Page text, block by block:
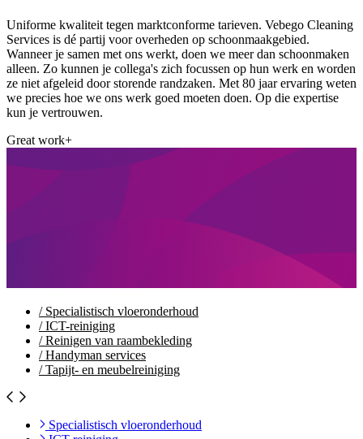
Uniforme kwaliteit tegen marktconforme tarieven. Vebego Cleaning
Services is dé partij voor overheden op schoonmaakgebied.
Wanneer je samen met ons werkt, doen we meer dan schoonmaken
alleen. Zo kunnen je collega's zich focussen op hun werk en worden
ze niet afgeleid door storende randzaken. Met 80 jaar ervaring weten
we precies hoe we ons werk goed moeten doen. Op die expertise
kun je vertrouwen.
Great work+
/Specialistisch vloeronderhoud
/ICT-reiniging
/Reinigen van raambekleding
/Handyman services
/Tapijt- en meubelreiniging
Specialistisch vloeronderhoud